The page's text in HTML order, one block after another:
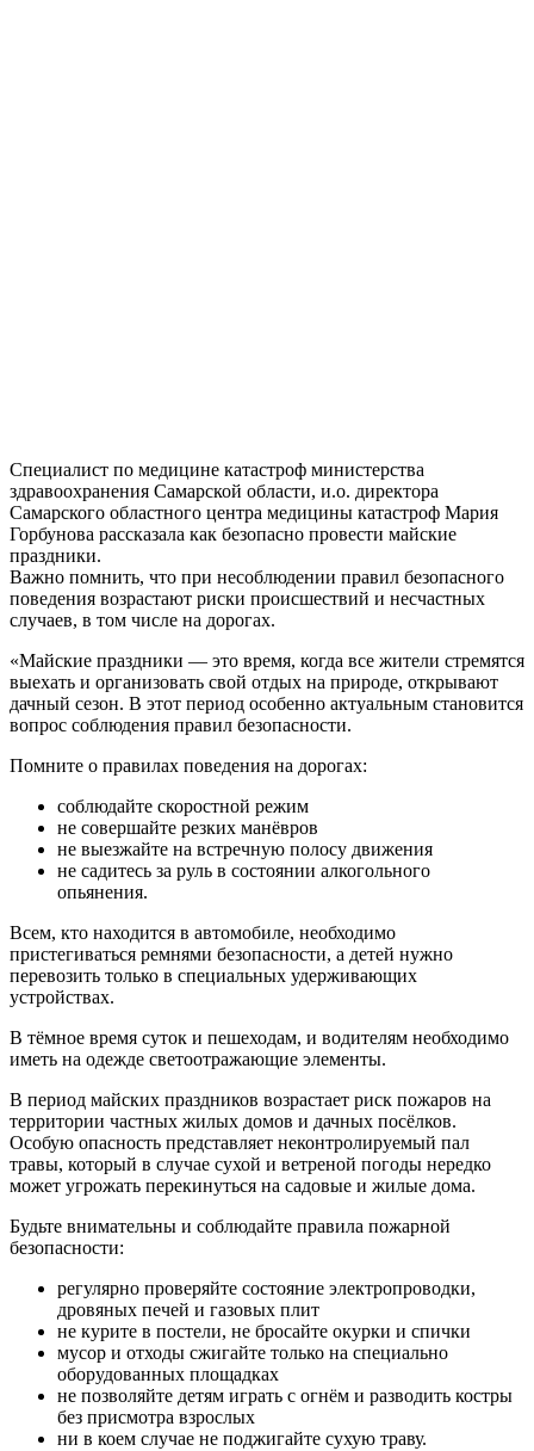
Специалист по медицине катастроф министерства
здравоохранения Самарской области, и.о. директора
Самарского областного центра медицины катастроф Мария
Горбунова рассказала как безопасно провести майские
праздники.
Важно помнить, что при несоблюдении правил безопасного
поведения возрастают риски происшествий и несчастных
случаев, в том числе на дорогах.
«Майские праздники — это время, когда все жители стремятся
выехать и организовать свой отдых на природе, открывают
дачный сезон. В этот период особенно актуальным становится
вопрос соблюдения правил безопасности.
Помните о правилах поведения на дорогах:
соблюдайте скоростной режим
не совершайте резких манёвров
не выезжайте на встречную полосу движения
не садитесь за руль в состоянии алкогольного
опьянения.
Всем, кто находится в автомобиле, необходимо
пристегиваться ремнями безопасности, а детей нужно
перевозить только в специальных удерживающих
устройствах.
В тёмное время суток и пешеходам, и водителям необходимо
иметь на одежде светоотражающие элементы.
В период майских праздников возрастает риск пожаров на
территории частных жилых домов и дачных посёлков.
Особую опасность представляет неконтролируемый пал
травы, который в случае сухой и ветреной погоды нередко
может угрожать перекинуться на садовые и жилые дома.
Будьте внимательны и соблюдайте правила пожарной
безопасности:
регулярно проверяйте состояние электропроводки,
дровяных печей и газовых плит
не курите в постели, не бросайте окурки и спички
мусор и отходы сжигайте только на специально
оборудованных площадках
не позволяйте детям играть с огнём и разводить костры
без присмотра взрослых
ни в коем случае не поджигайте сухую траву.